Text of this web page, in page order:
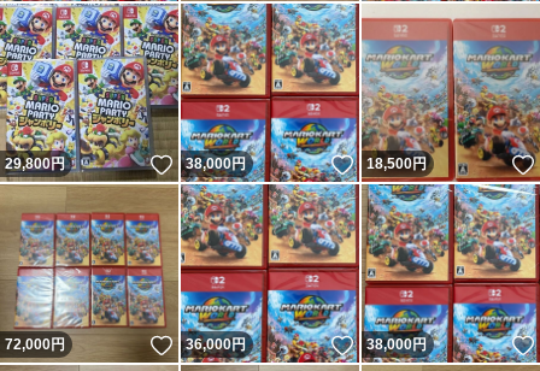
29,800円 いいね！
38,000円 いいね！
18,500円
72,000円 いいね！
36,000円 いいね！
38,000円